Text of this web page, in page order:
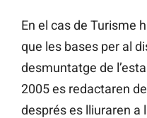
En el cas de Turisme
que les bases per al
desmuntatge de
2005 es redactaren
després es lliuraren a